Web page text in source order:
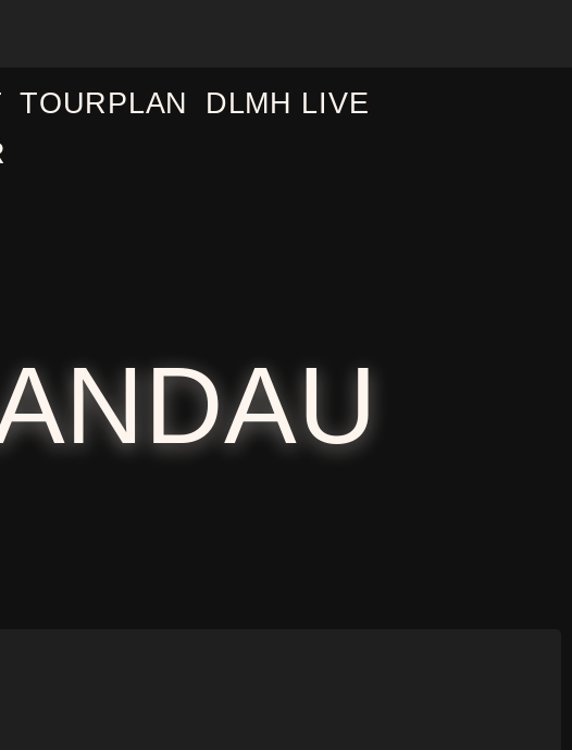
TOURPLAN
DLMH LIVE